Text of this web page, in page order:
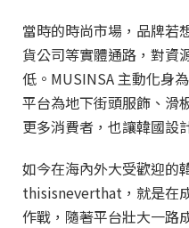
當時的時尚市場，品牌若
貨公司等實體通路，對資
低。MUSINSA 主動化身
平台為地下街頭服飾、滑
更多消費者，也讓韓國設
如今在海內外大受歡迎的
thisisneverthat，就是在
作戰，隨著平台壯大一路